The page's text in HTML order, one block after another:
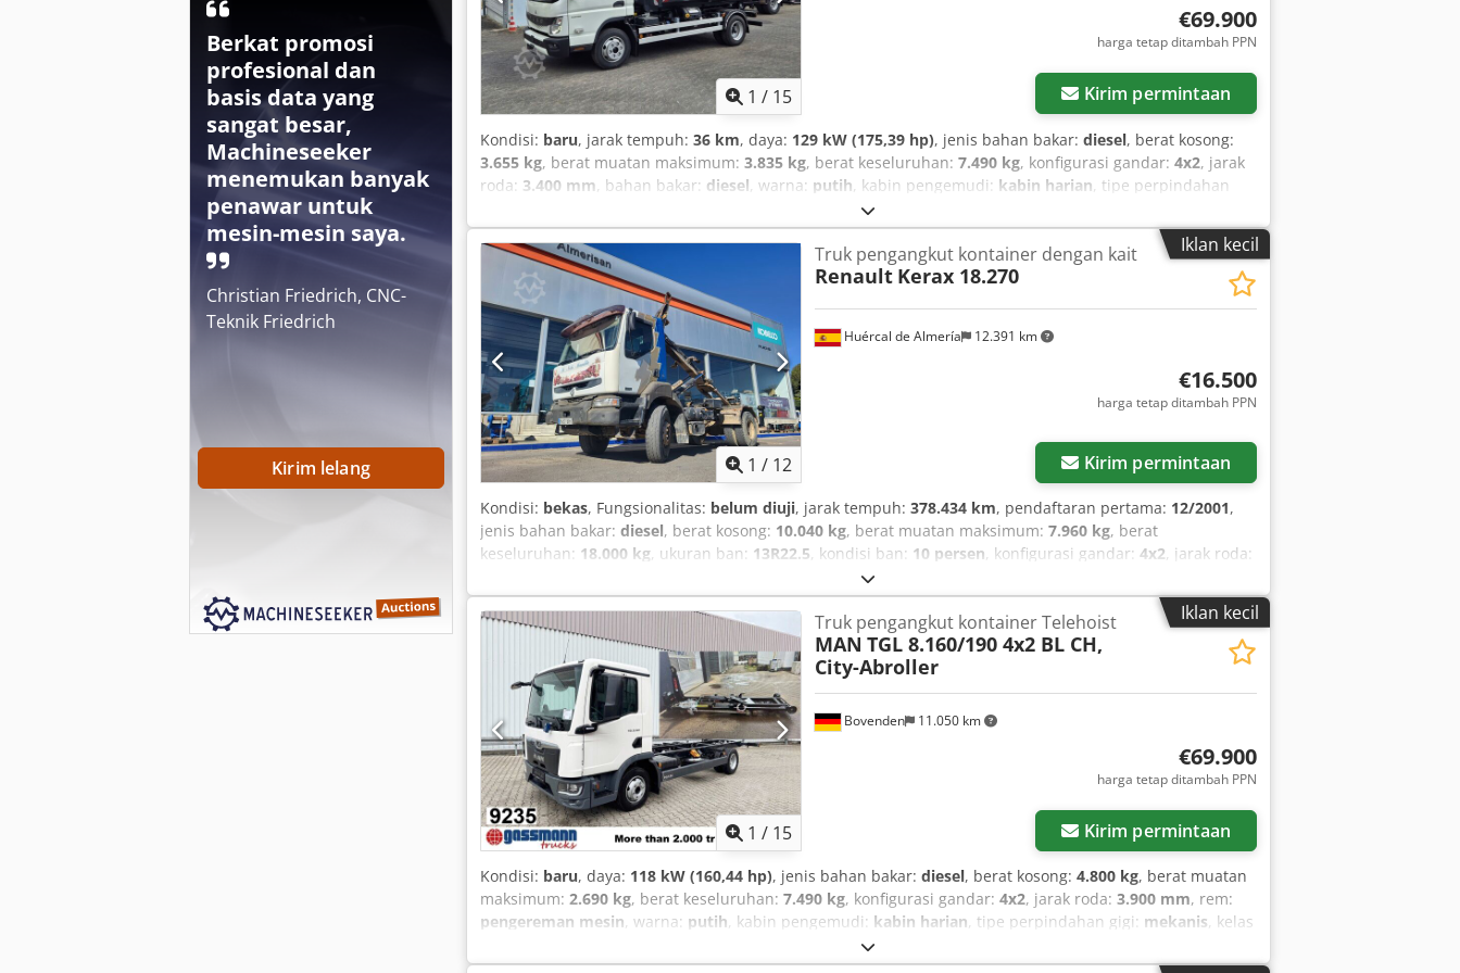
Berkat promosi
profesional dan
basis data yang
sangat besar,
Machineseeker
menemukan banyak
penawar untuk
mesin-mesin saya.
Christian Friedrich, CNC-
Teknik Friedrich
Kirim lelang
1 / 15
€69.900
harga tetap ditambah PPN
Kirim permintaan
Kondisi: baru, jarak tempuh: 36 km, daya: 129 kW (175,39 hp), jenis bahan bakar: diesel, berat kosong:
3.655 kg, berat muatan maksimum: 3.835 kg, berat keseluruhan: 7.490 kg, konfigurasi gandar: 4x2, jarak
roda: 3.400 mm, bahan bakar: diesel, warna: putih, kabin pengemudi: kabin harian, tipe perpindahan
, jumlah tempat duduk:
panjang ruang muatan:4.000 mm, jam operasional:90 h, Perlengkapan:ABS, filter jelaga, hidrolik,
komputer bawaan, kopling trailer, kunci diferensial, kunci sentral, pendingin udara, sistem
immobilizer,
Iklan kecil
1 / 12
Huércal de Almería 12.391 km
Truk pengangkut kontainer dengan kait
Renault Kerax 18.270
€16.500
harga tetap ditambah PPN
Kirim permintaan
Kondisi: bekas, Fungsionalitas: belum diuji, jarak tempuh: 378.434 km, pendaftaran pertama: 12/2001,
jenis bahan bakar: diesel, berat kosong: 10.040 kg, berat muatan maksimum: 7.960 kg, berat
keseluruhan: 18.000 kg, ukuran ban: 13R22.5, kondisi ban: 10 persen, konfigurasi gandar: 4x2, jarak roda:
, kabin pengemudi:
mekanis, kelas emisi:Euro 3, suspensi:baja, jumlah tempat duduk:2, panjang total:7.665 mm, lebar
total:2.550 mm , beban gandar yang diizinkan (gandar 1):8.000 kg, beban gandar yang diizinkan (gandar
11.500 kg , panjang ruang muatan: 4.400 mm, Tahun pembuatan:2001, Perlengkapan:
Tachograph,
kemudi berkuasa, kontrol traksi, kunci diferensial, pendaftaran mobil, pendingin udara
Iklan kecil
1 / 15
Bovenden 11.050 km
Truk pengangkut kontainer Telehoist
MAN TGL 8.160/190 4x2 BL CH,
City-Abroller
€69.900
harga tetap ditambah PPN
Kirim permintaan
Kondisi: baru, daya: 118 kW (160,44 hp), jenis bahan bakar: diesel, berat kosong: 4.800 kg, berat muatan
maksimum: 2.690 kg, berat keseluruhan: 7.490 kg, konfigurasi gandar: 4x2, jarak roda: 3.900 mm, rem:
pengereman mesin, warna: putih, kabin pengemudi: kabin harian, tipe perpindahan gigi: mekanis, kelas
, jumlah tempat duduk:
berkuasa, kendali jelajah, komputer bawaan, kontrol traksi, kunci diferensial, kunci sentral, pendingin